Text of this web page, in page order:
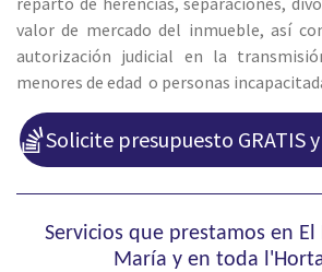
valor de mercado del inmueble, así
autorización judicial en la
menores de edad o personas
Solicite presupuesto GRATIS
Servicios que prestamos en El
María y en toda